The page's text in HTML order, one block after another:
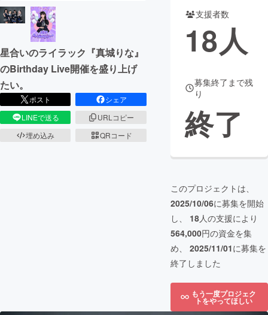
星合いのライラック『真城りな』
のBirthday Live開催を盛り上げ
たい。
ポスト
シェア
LINEで送る
URLコピー
埋め込み
QRコード
支援者数
18人
募集終了まで残
り
終了
このプロジェクトは、
2025/10/06に募集を開始
し、 18人の支援により
564,000円の資金を集
め、 2025/11/01に募集を
終了しました
もう一度プロジェク
トをやってほしい